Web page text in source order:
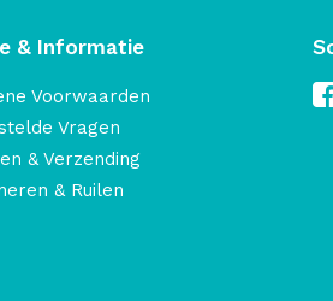
& Informatie
Voorwaarden
Vragen
& Verzending
& Ruilen